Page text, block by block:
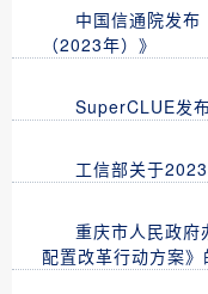
中国信通院发
（2023年）》
SuperCLUE发
工信部关于
重庆市人民政府
配置改革行动方案》